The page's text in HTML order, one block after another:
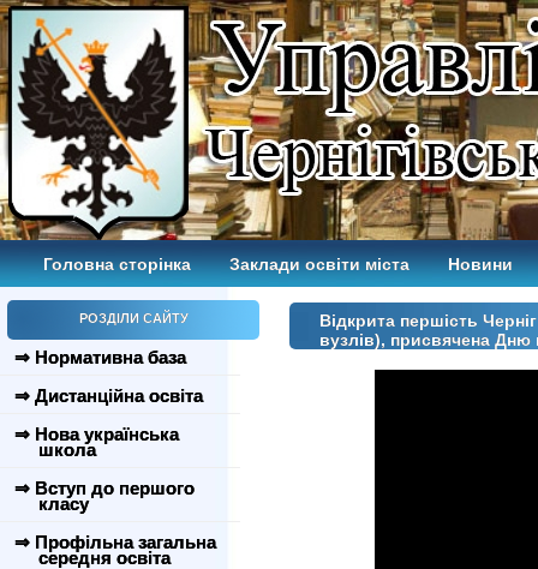
Головна сторінка Заклади освіти міста Новини
РОЗДІЛИ САЙТУ
⇒ Нормативна база
⇒ Дистанційна освіта
⇒ Нова українська
школа
⇒ Вступ до першого
класу
⇒ Профільна загальна
середня освіта
Відкрита першість
вузлів), присвячена Дню